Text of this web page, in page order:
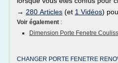
→ 280 Articles (et 1 Vidéos)
Voir également :
Dimension Porte Fenetre
CHANGER PORTE FENETRE